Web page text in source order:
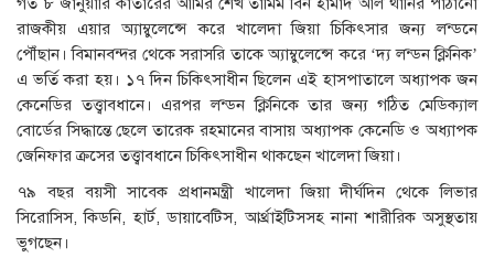
রাজকীয় এয়ার অ্যাম্বুলেন্সে করে খালেদা জিয়া চিকিৎসার জন্য লন্ডনে
পৌঁছান। বিমানবন্দর থেকে সরাসরি তাকে অ্যাম্বুলেন্সে করে ‘দ্য লন্ডন ক্লিনিক’
এ ভর্তি করা হয়। ১৭ দিন চিকিৎসাধীন ছিলেন এই হাসপাতালে অধ্যাপক জন
কেনেডির তত্ত্বাবধানে। এরপর লন্ডন ক্লিনিকে তার জন্য গঠিত মেডিক্যাল
বোর্ডের সিদ্ধান্তে ছেলে তারেক রহমানের বাসায় অধ্যাপক কেনেডি ও অধ্যাপক
জেনিফার ক্রসের তত্ত্বাবধানে চিকিৎসাধীন থাকছেন খালেদা জিয়া।
৭৯ বছর বয়সী সাবেক প্রধানমন্ত্রী খালেদা জিয়া দীর্ঘদিন থেকে লিভার
সিরোসিস, কিডনি, হার্ট, ডায়াবেটিস, আর্থ্রাইটিসসহ নানা শারীরিক অসুস্থতায়
ভুগছেন।